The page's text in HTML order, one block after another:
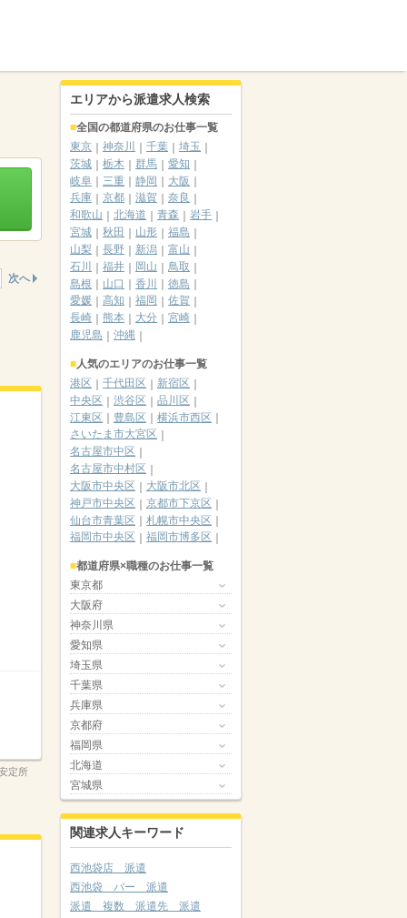
次へ
定所
エリアから派遣求人検索
全国の都道府県のお仕事一覧
東京
神奈川 千葉
埼玉
茨城
栃木 群馬
愛知
岐阜
三重 静岡
大阪
兵庫
京都 滋賀
奈良
和歌山
北海道 青森
岩手
宮城
秋田 山形
福島
山梨
長野 新潟
富山
石川
福井 岡山
鳥取
島根
山口 香川
徳島
愛媛
高知 福岡
佐賀
長崎
熊本 大分
宮崎
鹿児島
沖縄
人気のエリアのお仕事一覧
港区
千代田区
新宿区
中央区
渋谷区
品川区
江東区
豊島区
横浜市西区
さいたま市大宮区
名古屋市中区
名古屋市中村区
大阪市中央区
大阪市北区
神戸市中央区
京都市下京区
仙台市青葉区
札幌市中央区
福岡市中央区
福岡市博多区
都道府県×職種のお仕事一覧
東京都
大阪府
神奈川県
愛知県
埼玉県
千葉県
兵庫県
京都府
福岡県
北海道
宮城県
関連求人キーワード
西池袋店 派遣
西池袋 バー 派遣
派遣 複数 派遣先 派遣